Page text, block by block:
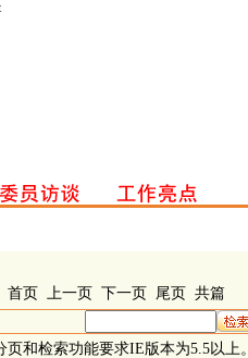
首页 上一页 下一页 尾页 共篇
页和检索功能要求IE版本为5.5以上。